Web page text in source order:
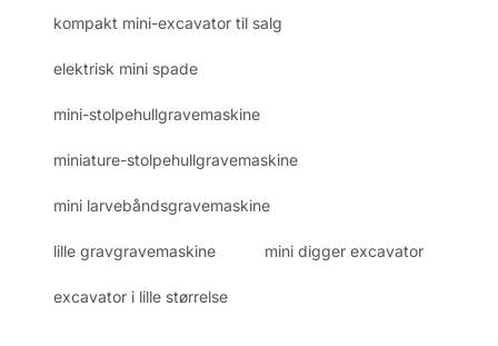
kompakt mini-excavator til salg
elektrisk mini spade
mini-stolpehullgravemaskine
miniature-stolpehullgravemaskine
mini larvebåndsgravemaskine
lille gravgravemaskine mini digger excavator
excavator i lille størrelse